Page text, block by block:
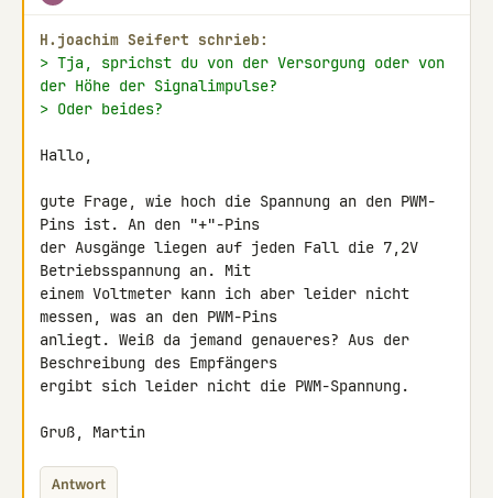
H.joachim Seifert schrieb:
> Tja, sprichst du von der Versorgung oder von
der Höhe der Signalimpulse?
> Oder beides?
Hallo,
gute Frage, wie hoch die Spannung an den PWM-
Pins ist. An den "+"-Pins
der Ausgänge liegen auf jeden Fall die 7,2V
Betriebsspannung an. Mit
einem Voltmeter kann ich aber leider nicht
messen, was an den PWM-Pins
anliegt. Weiß da jemand genaueres? Aus der
Beschreibung des Empfängers
ergibt sich leider nicht die PWM-Spannung.
Gruß, Martin
Antwort